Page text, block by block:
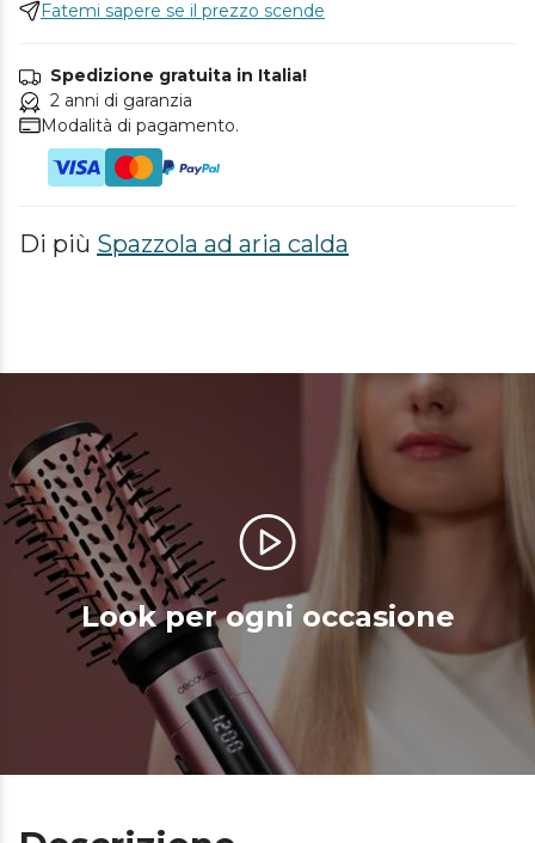
Fatemi sapere se il prezzo scende
Spedizione gratuita in Italia!
2 anni di garanzia
Modalità di pagamento.
Di più Spazzola ad aria calda
Look per ogni occasione